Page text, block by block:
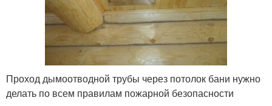
Проход дымоотводной трубы через потолок бани нужно
делать по всем правилам пожарной безопасности